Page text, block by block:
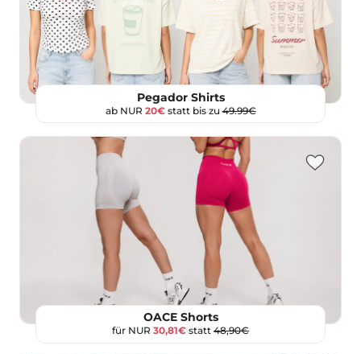
Pegador Shirts
ab NUR 20€statt bis zu49.99€
OACE Shorts
für NUR 30,81€ statt 48,90€